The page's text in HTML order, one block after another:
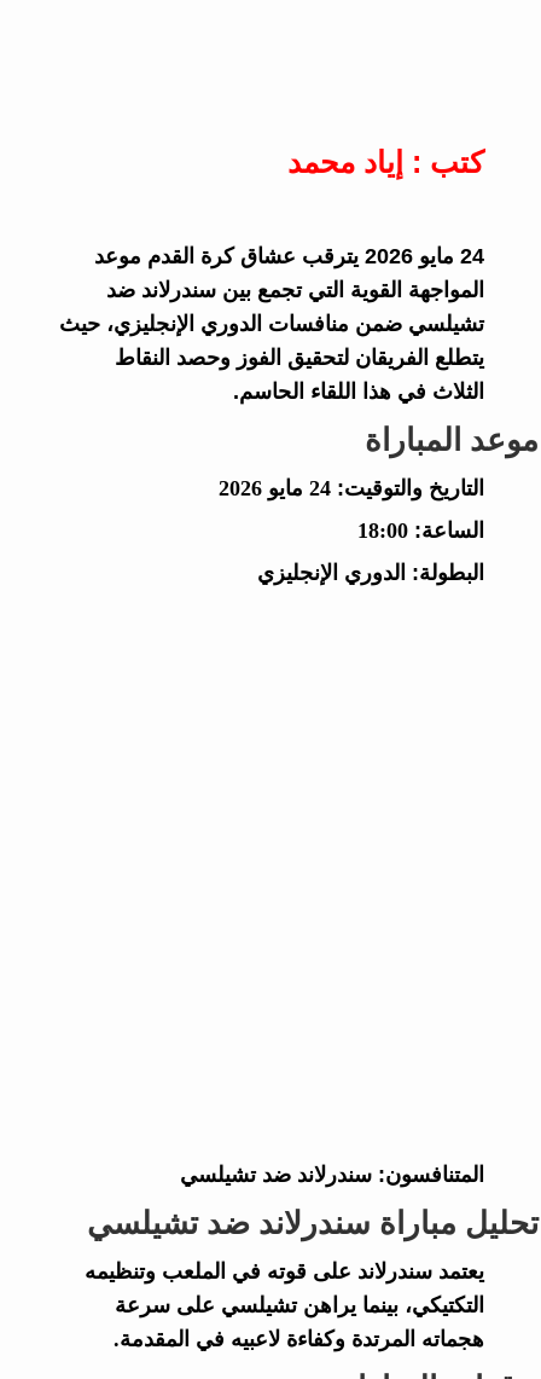
كتب : إياد محمد
24 مايو 2026 يترقب عشاق كرة القدم موعد
المواجهة القوية التي تجمع بين سندرلاند ضد
تشيلسي ضمن منافسات الدوري الإنجليزي، حيث
يتطلع الفريقان لتحقيق الفوز وحصد النقاط
الثلاث في هذا اللقاء الحاسم.
موعد المباراة
التاريخ والتوقيت: 24 مايو 2026
الساعة: 18:00
البطولة: الدوري الإنجليزي
المتنافسون: سندرلاند ضد تشيلسي
تحليل مباراة سندرلاند ضد تشيلسي
يعتمد سندرلاند على قوته في الملعب وتنظيمه
التكتيكي، بينما يراهن تشيلسي على سرعة
هجماته المرتدة وكفاءة لاعبيه في المقدمة.